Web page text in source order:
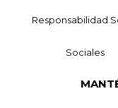
Responsabilidad
Sociales